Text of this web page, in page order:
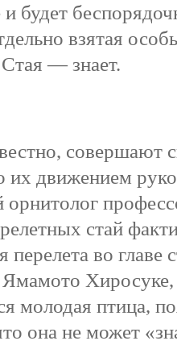
и будет
взятая
— знает.
совершают
их движением
стай
во главе
Хиросуке,
молодая птица,
она не может